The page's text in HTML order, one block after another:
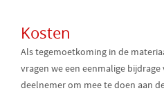
Kosten
Als tegemoetkoming in de
vragen we een eenmalige bijdrage
deelnemer om mee te doen aan